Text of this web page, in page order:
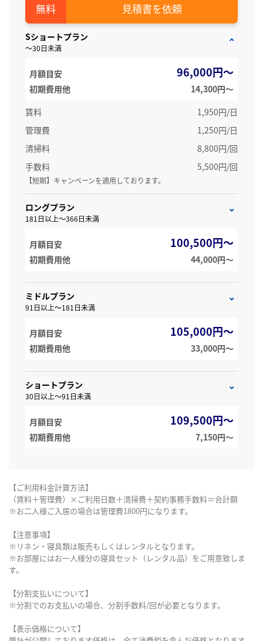
見積書を依頼
Sショートプラン
～30日未満
月額目安 96,000円～
初期費用他
14,300円〜
賃料
1,950円/日
管理費
1,250円/日
清掃料
8,800円/回
手数料
5,500円/回
【短期】キャンペーンを適用しております。
ロングプラン
181日以上～366日未満
月額目安 100,500円～
初期費用他 44,000円〜
ミドルプラン
91日以上～181日未満
月額目安 105,000円～
初期費用他 33,000円〜
ショートプラン
30日以上～91日未満
月額目安 109,500円～
初期費用他 7,150円〜
【ご利用料金計算方法】
（賃料＋管理費）×ご利用日数＋清掃費＋契約事務手数料＝合計額
※お二人様ご入居の場合は管理費1800円になります。
【注意事項】
※リネン・寝具類は販売もしくはレンタルとなります。
※お部屋にはお一人様分の寝具セット（レンタル品）をご用意致しま
す。
【分割支払いについて】
※分割でのお支払いの場合、分割手数料/回が必要となります。
【表示価格について】